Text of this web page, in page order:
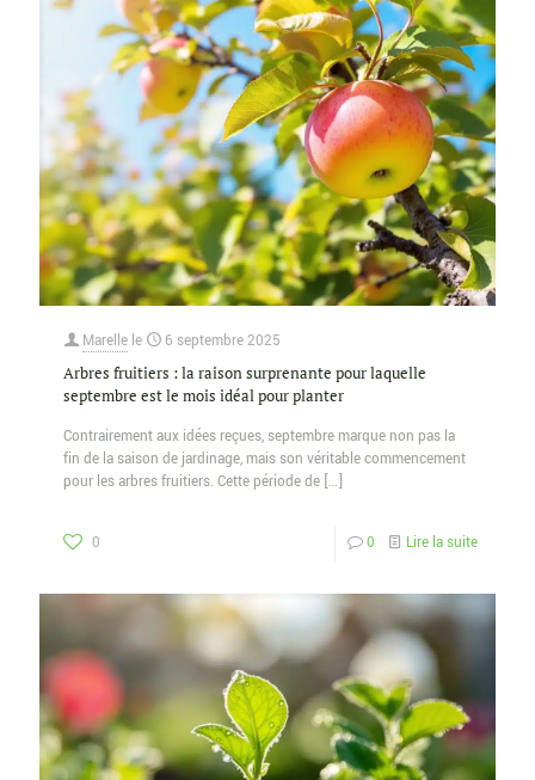
Marelle le 6 septembre 2025
Arbres fruitiers : la raison surprenante pour laquelle
septembre est le mois idéal pour planter
Contrairement aux idées reçues, septembre marque non pas la
fin de la saison de jardinage, mais son véritable commencement
pour les arbres fruitiers. Cette période de […]
0 0 Lire la suite